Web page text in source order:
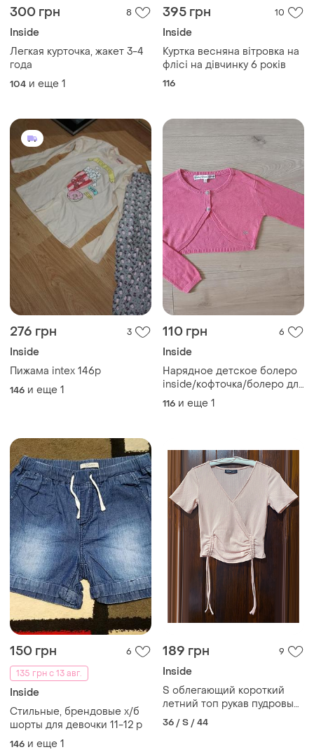
300 грн 8
Inside
Легкая курточка, жакет 3-4
года
104 и еще 1
395 грн 10
Inside
Куртка весняна вітровка на
флісі на дівчинку 6 років
116
276 грн 3
Inside
Пижама intex 146р
146 и еще 1
110 грн 6
Inside
Нарядное детское болеро
inside/кофточка/болеро для
девочки
116 и еще 1
150 грн
6
135 грн с 13 авг.
Inside
Стильные, брендовые х/б
шорты для девочки 11-12 р
146 и еще 1
189 грн 9
Inside
S облегающий короткий
летний топ рукав пудровый
женский завязки спереди
внизу
36 / S / 44